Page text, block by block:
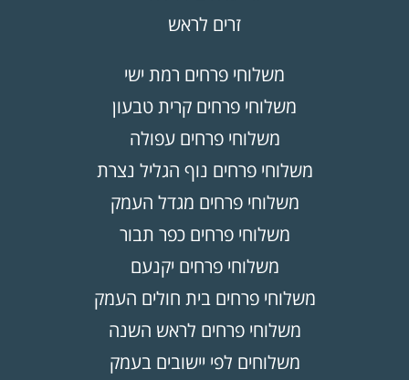
זרים לראש
משלוחי פרחים רמת ישי
משלוחי פרחים קרית טבעון
משלוחי פרחים עפולה
משלוחי פרחים נוף הגליל נצרת
משלוחי פרחים מגדל העמק
משלוחי פרחים כפר תבור
משלוחי פרחים יקנעם
משלוחי פרחים בית חולים העמק
משלוחי פרחים לראש השנה
משלוחים לפי יישובים בעמק